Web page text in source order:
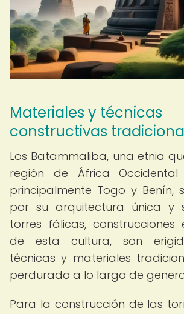
Materiales y técnicas
constructivas
Los Batammaliba, una etnia
región de África
principalmente Togo y Benín,
por su arquitectura única y
torres fálicas, construcciones
de esta cultura, son
técnicas y materiales
perdurado a lo largo de
Para la construcción de las